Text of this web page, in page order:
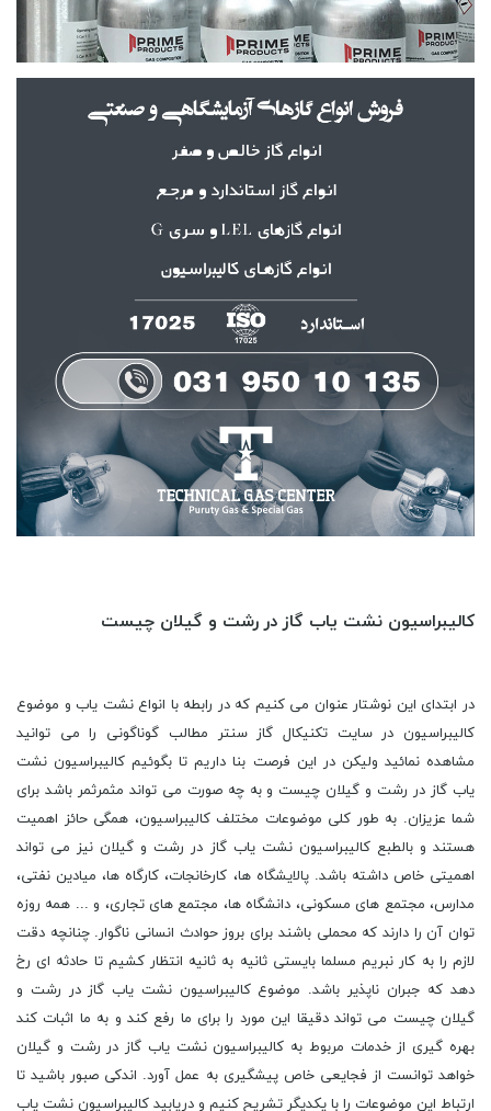
کالیبراسیون نشت یاب گاز در رشت و گیلان چیست
در ابتدای این نوشتار عنوان می کنیم که در رابطه با انواع نشت یاب و موضوع کالیبراسیون در سایت تکنیکال گاز سنتر مطالب گوناگونی را می توانید مشاهده نمائید ولیکن در این فرصت بنا داریم تا بگوئیم کالیبراسیون نشت یاب گاز در رشت و گیلان چیست و به چه صورت می تواند مثمرثمر باشد برای شما عزیزان. به طور کلی موضوعات مختلف کالیبراسیون، همگی حائز اهمیت هستند و بالطبع کالیبراسیون نشت یاب گاز در رشت و گیلان نیز می تواند اهمیتی خاص داشته باشد. پالایشگاه ها، کارخانجات، کارگاه ها، میادین نفتی، مدارس، مجتمع های مسکونی، دانشگاه ها، مجتمع های تجاری، و ... همه روزه توان آن را دارند که محملی باشند برای بروز حوادث انسانی ناگوار. چنانچه دقت لازم را به کار نبریم مسلما بایستی ثانیه به ثانیه انتظار کشیم تا حادثه ای رخ دهد که جبران ناپذیر باشد. موضوع کالیبراسیون نشت یاب گاز در رشت و گیلان چیست می تواند دقیقا این مورد را برای ما رفع کند و به ما اثبات کند بهره گیری از خدمات مربوط به کالیبراسیون نشت یاب گاز در رشت و گیلان خواهد توانست از فجایعی خاص پیشگیری به عمل آورد. اندکی صبور باشید تا ارتباط این موضوعات را با یکدیگر تشریح کنیم و دریابید کالیبراسیون نشت یاب گاز در رشت و گیلان به چه شکل خواهد توانست جان و مال انسان ها را نجات دهد. بررسی موضوع کالیبراسیون نشت یاب گاز در رشت و گیلان چیست را در ابتدا با نگاهی به اینکه نشت یاب گار چیست آغاز می کنیم. به طور کلی می بایست مورد توجه قرار دهیم این موضوع را که در محل‌ هایی که احتمال نشت گاز وجود دارد، خطراتی زیادی جان و مال افراد را تهدید می ‌کند. در این اماکن خاص گازهای سوختنی قابل اشتعال مانند سی ان جی، استفاده می ‌شود که به راحتی مشتعل خواهند شد و منجر به حریق های گسترده می گردند. حال باید توجه داشت که در منزل نیز امکان نشت گاز وسایل گازسوز خانه وجود دارد. نشت یاب گاز به منظور تشخیص گازهای خطرناک در محیط طراحی شده که خواهند توانست به انسان ها کمک شایان توجهی نمایند. در صورتی که میزان گاز موجود در هوا از حد مجاز تعریف ‌شده در سیستم بالاتر برود، هشداردهنده نشت گاز سیگنال اعلام خطر را ارسال می ‌کند به سیستم مرکزی تشخیص نشتی گاز. بدانید که نشت گاز چه در محیط خانه و چه در کارخانجات می توانند فجایعی را ایجاد کنند. تأسف انگیز است این نکته اکثر مواقع، بیشتر انسان ها فکر می کنند با تکیه بر حس بویایی خود می‌ توانند متوجه نشت گاز شوند. این امر به هیچ وجه عقلانی نیست. نکته این است که غلظت گازها در یک مکان به اندازه ‌ای می باشد که منجر به انفجار، گازگرفتگی و آتشسوزی خواهد شد. اندازه‌ گیری میزان غلظت گاز، به صورت دستی خطاهای زیادی دارد و لحظه ‌ای می باشد ولیکن با یک وسیله کوچک و سبک به نام نشت یاب گازی به صورت خودکار و همیشگی انجام خواهد شد. حال اندک اندک به بررسی موضوع کالیبراسیون نشت یاب گاز در رشت و گیلان نزدیک تر خواهیم شد. در یک کلام می توان عنوان نمود که انواع نشت یاب گاز از دسته وسایلی هستند که وجود گازهای قابل اشتعال و سمی در فضا را شناسایی می نمایند. این نمونه وسایل و تجهیزات ابزار دقیق از گروه تجهیزات ایمنی در ساختمان ‌ها و مراکز صنعتی بوده که به کمک شان به سادگی قادر خواهیم بود نشت گاز را به سرعت تشخیص دهیم. نشت یاب گاز غلظت غیرعادی انواع گاز را به سرعت تشخیص داده و فی‌الفور به سیستم‌ های کنترلی اعلام خواهد کرد. دتکتورهای گاز دارای استانداردها و گواهینامه‌ های مختلف از سازمان ‌های صدور گواهینامه صنعت باید باشند. می توانید برای خرید انواع نشت یاب گاز و متعاقب آن دریافت خدمات مربوط به کالیبراسیون نشت یاب گاز در رشت و گیلان به سایت تکنیکال گاز سنتر مراجعه نمائید. در این فرصت می بایست بیان کنیم که کالیبراسیون نشت یاب گاز در رشت و گیلان چیست و به چه دلیل حائز اهمیت می باشد. در رابطه با موضوع کالیبراسیون نشت یاب گاز در رشت و گیلان چیست می توان بسیار سخن گفت. ما بر آنیم تا نور زندگی را پاشیده بر یکایک ثانیه های در گذر خویش تا شاید در گذریم از این روزگاران تلخ تر از زهر. به این جهت است که بررسی موضوع کالیبراسیون نشت یاب گاز در رشت و گیلان چیست را بدل کرده ایم به بهانه ای خاص تا توان یابیم به پستوهای ذهن ناسورِ خویش نیم‌نگاهی داشته باشیم و اندک آرامشی را تجربه کنیم. بدانید این موضوع را که کالیبراسیون نشت یاب گاز در رشت و گیلان یک امر با اهمیت برای اطمینان از مطابقت کارکرد تجهیزات و سیستم های شمارنده گازی (مانند کنتورهای گاز) یا سیستم های تشخیص گاز با توجه به استاندارد های مشخص شده است. برای اطمینان از صحت و درست انواع سنسور تشخیص گاز، هر شش ماه یک مرتبه خدمات کالیبراسیون نشت یاب گاز در رشت و گیلان می بایست به صورت دقیق انجام شود از سوی متخصصان امر. همچنین بررسی سیستم های هشدار گاز بسیار حیاتی و خاص بوده به این سبب که این سیستم ها در حالی که به درستی عمل نکنند، در صورت مواجهه با گاز سمی یا قابل اشتعال، زنگ خطر را به صدا در نخواهند آورد و در نتیجه حوادث و خسارت های جانی و مالی جبران ناپذیری به وجود خواهد آمد. کالیبراسیون نشت یاب گاز در رشت و گیلان را باید در محیطی کاملا تخصصی انجام داد. محیط آزمایشگاه می بایست کاملا تمیز و عاری از عوامل متعدد ایجاد عدم صحت اندازه گیری باشد. برای اینکه بتوانیم به بهترین شکل ممکن کالیبراسیون نشت یاب گاز در رشت و گیلان را به سرانجام رسانیم بایستی رطوبت نسبی سی تا هفتاد درصد را در آزمایشگاه های انجام کالیبراسیون نشت یاب گاز در رشت و گیلان ایجاد کنیم. نکته دیگر این است که ولتاژ برق ورودی دستگاه در دامنه صد و نود و هشت تا دویست و چهل و دو ولت می بایست تنظیم گردد تا عمل کالیبراسیون نشت یاب گاز در رشت و گیلان به درستی انجام شود. ثابت بودن محل قرارگیری دستگاه کالیبراسیون نشت یاب گاز در رشت و گیلان اهمیت خاص دارد. دمای آژمایشگاهی که کالیبراسیون نشت یاب گاز در رشت و گیلان در آن انجام می شود باید بین بیست تا سی درجه سانتی گراد باشد. برای اینکه بدانید کالیبراسیون نشت یاب گاز در رشت و گیلان چیست و به چه کار می آید بایستی عنوان کنیم که کالیبراسیون تجهیزاتی مانند انواع نشت یاب گاز به صورت دوره ای می تواند موجب پیشگیری از حوادثی جبران ناپذیر شود. تجهیزات در طول عمر خود نیاز مبرم دارند تا به اصطلاح کالیبره شوند و در طول کارشان از اندازه گیری های قابل اعتماد و دقیق در پروژه های مختلف اطمینان حاصل شود. چنانچه این تجهیزات و ابزارها مانند انواع نشت یاب گاز در طول کار، اندازه گیری نادرست را نشان دهند، ناگفته پیداست که می تواند نتیجه نهایی نادرست و گاهی نیز زیان بار را به وجود آورد. با اطمینان می توان بیان کرد که هیچ فردی تمایل نخواهد داشت پس از انجام پروژه ای، متوجه شود که تمام زحمات او به خاطر کالیبره و استاندارد نبودن تجهیزات مورد استفاده، بی فایده بوده و انرژی او هدر رفته. به صورت کلی .اژه کالیبراسیون و کالیبره کردن بسیار استفاده می شود. در این فرصت نیز باید کالیبراسیون نشت یاب گاز در رشت و گیلان را مدنظر قرار داد. واژه کالیبراسیون ممکن است در زمینه های مختلف مورد استفاده گسترده قرار گیرد. نتیجه اینکه منظور از کالیبراسیون در واقع اندازه گیری فناوری ها و تجهیزات قابل اندازه گیری بر اساس یک مقیاس استاندارد است که توسط شرکت سازنده تنظیم گردیده. در زمانی که کالیبراسیون انجام می شود دو دستگاه را با یکدیگر مقایسه خواهیم کرد و این امکان نیز وجود دارد که دریابیم بین این دو دستگاه ابزار دقیق تفاوت زیادی وجود دارد. بنابراین بسیار منطقی به نظر می رسد که دستگاه را تحت تست و آزمایش برای اندازه‌ گیری درست قرار داد و آن را تنظیم نمود. به احتمال زیاد دانستن اینکه گواهی کالیبراسیون نشت یاب گاز در رشت و گیلان چیست برای شما جالب خواهد بود. یک گواهی کالیبراسیون نشت یاب گاز در رشت و گیلان در واقع شامل نتیجه مقایسه و سایر اطلاعات مربوط به کالیبراسیون نشت یاب گاز در رشت و گیلان (مانند تجهیزات مورد استفاده، شرایط محیطی، امضا کنندگان، تاریخ کالیبراسیون نشت یاب گاز در رشت و گیلان، شماره گواهی، عدم قطعیت کالیبراسیون نشت یاب گاز در رشت و گیلان، و ...) خواهد بود. در واقع نتیجه نهایی کالیبراسیون نشت یاب گاز در رشت و گیلان و کسب این گواهی به عنوان تاییدیه سالم بودن دستگاه و دقیق و درست کار کردن آن با توجه به معیارهای مربوط به اندازه گیری و استاندارد های سازنده خواهد بود. تمامی این خدمات را می توانید از تکنیکال گاز سنتر دریافت نمائید. کاربردهای نشت یاب گاز موجب شده تا موضوع کالیبراسیون نشت یاب گاز در رشت و گیلان بسیار اهمیت پیدا کند. باید بیان کرد که بیشترین استفاده نشت یاب گاز در موتور خانه، شوفاژ خانه و آشپزخانه ‌ها بوده که ممکن است به صورت ناخواسته شعله گاز خاموش شود و ساعت‌ ها گاز در هوا پخش گردد. در شوفاژخانه ‌ها نیز این امکان وجود خواهد داشت بر اثر نشت گاز CO در محل اتصالات و یا شکستگی لوله ‌ها، اتفاقات ناگواری روی دهد که استفاده از نشت یاب گاز به راحتی ساکنین را مطلع خواهد نمود. انواع نشت یاب گاز در صنایع مختلف نیز کارایی ‌های فراوانی دارد به این دلیل که علاوه بر نجات جان انسان ‌ها، سرمایه کارفرمایان و صاحبان صنایع را از خطر نابودی نجات می ‌دهد. گازهایی مانند گاز استیلن (C۲H۲)، گاز آمونیاک (NH۳)، گاز هیدروژن (H۲)، گاز مایع (LPG) که استفاده از آن ها در مراکز صنعتی رایج است. لازم به ذکر است که انواع نشت یاب گاز و به دنبال آن بهره گیری از خدمات کالیبراسیون نشت یاب گاز در رشت و گیلان در این امکان نیز کارآیی اهمیت خواهند داشت. یکی از اخبار همیشگی با شروع فصل سرما مربوط به خانه ‌هایی ست که وسایل گازسوز آنها به خوبی کار نکرده و جان چندین نفر را گرفته. خانه‌ های نوسازی که به علت نصب نادرست لوله بخاری و یا استاندارد نبودن تهویه شومینه‌ ها، تمامی افراد خانه را به کام مرگ کشاند. این امید وجود دارد که با همه گیر شدن استفاده از این امکانات و تجهیزات، چنین موارد فاجعه انگیز و ناراحت کننده در هیچ نقطه از کشورمان را شاهد نباشیم. نشت یاب وسیله ‌ای کوچک و ارزان ‌قیمت است که خواهد توانست افراد را از خطر نشت گاز مطلع کند. البته موضوع کالیبراسیون نشت یاب گاز در رشت و گیلان را نباید هیچ گاه فراموش کرد تا این دستگاه ها به خوبی کار کنند. صنایع شیمیایی و آزمایشگاه‌ ها همگی استفاده می کنند به صورت مداوم از نشت یاب و خدمات کالیبراسیون نشت یاب گاز در رشت و گیلان. در آزمایشگاه‌ ها انبارهایی جهت نگهداری مواد خام وجود دارد. دسته ای از این مواد، گازهای سمی و قابل اشتعال می باشد. ضمنا در آزمایشگاه‌ ها که روزانه با انواع گازهای خطرناک سر و کار دارند، استفاده از تجهیزات تشخیص گاز به صورت لحظه‌ ای کار حرفه ‌ای نیست و توصیه می شود از انواع نشت یاب گاز در این محیط ‌ها استفاده شود تا بتوان به صورت دائم و مستمر از غلظت گاز موجود در فضا اطمینان داشت. می بایست دریافت که کالیبراسیون نشت یاب گاز در رشت و گیلان چیست زیرا در این اماکن باید به صورت دوره ای موضوع کالیبراسیون نشت یاب گاز در رشت و گیلان را پیگیری نمود. استخر ها از اماکنی به شمار می روند که استفاده از انواع نشت یاب گاز در آن ها بسیار بدیهی ست. می توانید برای درفت خدمات کالیبراسیون نشت یاب گاز در رشت و گیلان برای استخر با تیم کارشناسی تکنیکال گاز سنتر تماس حاصل فرمائید. بهره گیری از گاز O۳ به همراه گاز Cl و گاز Br، به دلیل ضدعفونی کردن استخرها امری طبیعی می باشد ولیکن چنانچه بر اثر یک اشتباه غلظت این گاز در محیط استخر بیشتر از حد طبیعی شود، مسمومیت ایجاد خواهد نمود. نتیجه اینکه استفاده از یک نشت یاب گاز در این اماکن تفریحی لازم خواهد بود. تمامی آشپزخانه ‌های صنعتیِ کارخانجات باید استفاده کنند از خدمات مربوط به کالیبراسیون نشت یاب گاز در رشت و گیلان. بعضی از کارخانجات در مکان ‌های خیلی دور و در مناطقی که گاز